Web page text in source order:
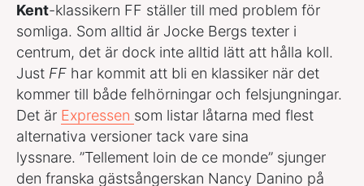
Kent-klassikern FF ställer till med problem för
somliga. Som alltid är Jocke Bergs texter i
centrum, det är dock inte alltid lätt att hålla koll.
Just FF har kommit att bli en klassiker när det
kommer till både felhörningar och felsjungningar.
Det är Expressen som listar låtarna med flest
alternativa versioner tack vare sina
lyssnare. ”Tellement loin de ce monde” sjunger
den franska gästsångerskan Nancy Danino på